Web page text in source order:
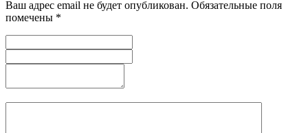
Ваш адрес email не будет опубликован. Обязательные поля
помечены *